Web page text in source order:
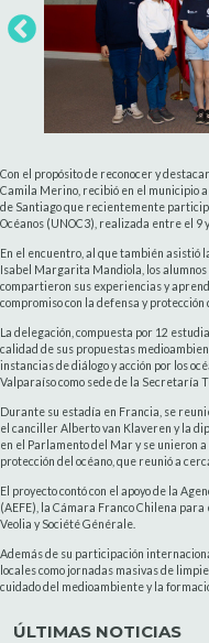
Con el propósito de reconocer y
Camila Merino, recibió en el municipio
de Santiago que recientemente
Océanos (UNOC3), realizada entre el 9
En el encuentro, al que también asistió
Isabel Margarita Mandiola, los alumnos
compartieron sus experiencias y
compromiso con la defensa y protección
La delegación, compuesta por 12
calidad de sus propuestas
instancias de diálogo y acción por los
Valparaíso como sede de la Secretaría
Durante su estadía en Francia, se
el canciller Alberto van Klaveren y la
en el Parlamento del Mar y se unieron
protección del océano, que reunió a
El proyecto contó con el apoyo de la
(AEFE), la Cámara Franco Chilena
Veolia y Société Générale.
Además de su participación
locales como jornadas masivas de
cuidado del medioambiente y la
ÚLTIMAS NOTICIAS